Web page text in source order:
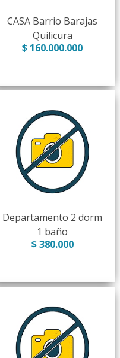
CASA Barrio Barajas
Quilicura
$ 160.000.000
Departamento 2 dorm
1 baño
$ 380.000